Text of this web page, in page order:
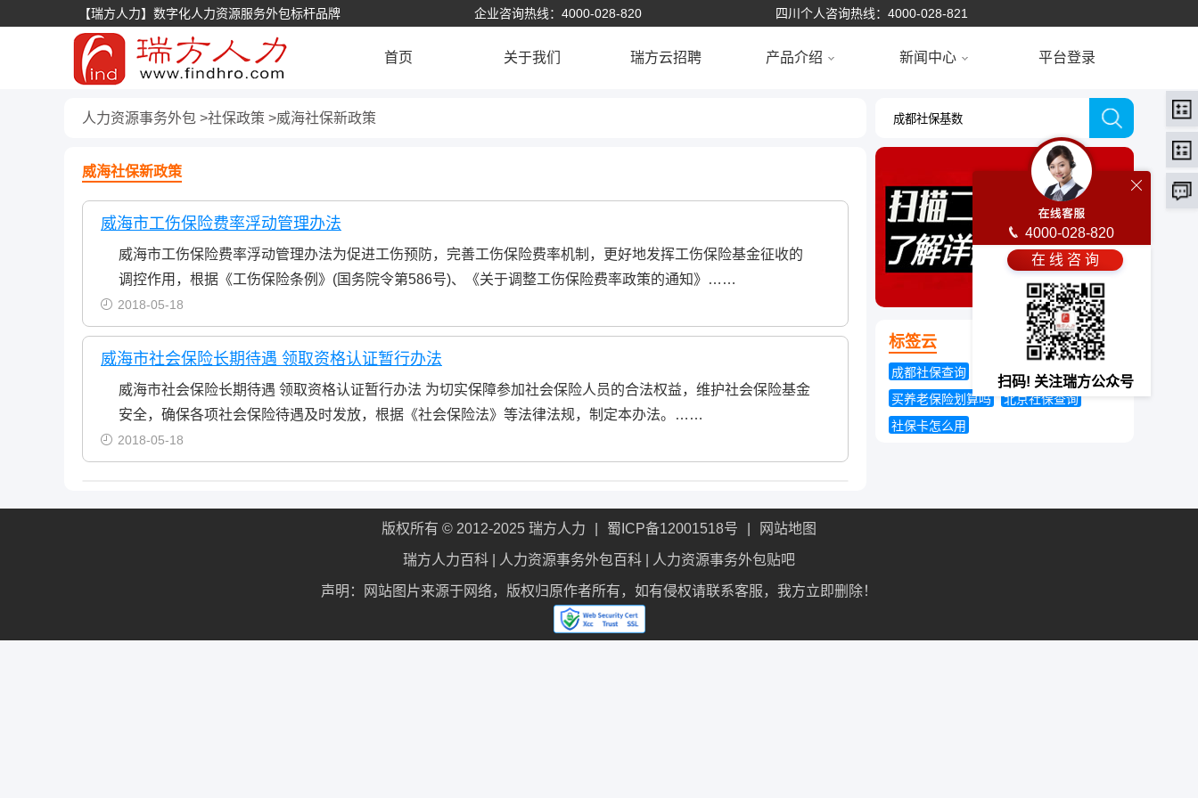
【瑞方人力】数字化人力资源服务外包标杆品牌 企业咨询热线：4000-028-820 四川个人咨询热线：4000-028-821
首页 关于我们 瑞方云招聘 产品介绍 新闻中心 平台登录
人力资源事务外包 社保政策 威海社保新政策
威海社保新政策
威海市工伤保险费率浮动管理办法
威海市工伤保险费率浮动管理办法为促进工伤预防，完善工伤保险费率机制，更好地发挥工伤保险基金征收的
调控作用，根据《工伤保险条例》(国务院令第586号)、《关于调整工伤保险费率政策的通知》……
2018-05-18
威海市社会保险长期待遇 领取资格认证暂行办法
威海市社会保险长期待遇 领取资格认证暂行办法 为切实保障参加社会保险人员的合法权益，维护社会保险基金
安全，确保各项社会保险待遇及时发放，根据《社会保险法》等法律法规，制定本办法。……
2018-05-18
标签云
成都社保查询
今年养老金涨多少
买养老保险划算吗
北京社保查询
社保卡怎么用
版权所有 © 2012-2025 瑞方人力 蜀ICP备12001518号 网站地图
瑞方人力百科 人力资源事务外包百科 人力资源事务外包贴吧
声明：网站图片来源于网络，版权归原作者所有，如有侵权请联系客服，我方立即删除！
4000-028-820
在 线 咨 询
扫码! 关注瑞方公众号